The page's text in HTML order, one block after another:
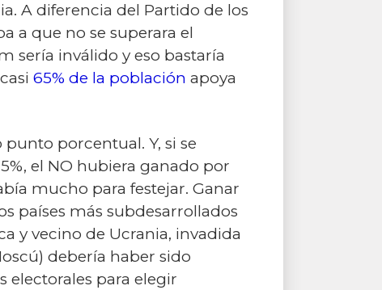
A diferencia del Partido de los
a que no se superara el
sería inválido y eso bastaría
65% de la población apoya
porcentual. Y, si se
el NO hubiera ganado por
mucho para festejar. Ganar
países más subdesarrollados
y vecino de Ucrania, invadida
debería haber sido
electorales para elegir